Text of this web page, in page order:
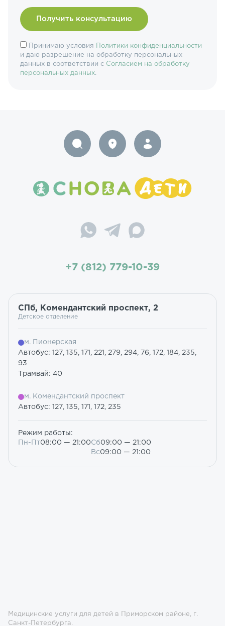
Принимаю условия
Политики конфиденциальности
и даю разрешение на обработку персональных
данных в соответствии с Согласием на обработку
персональных данных.
+7 (812) 779-10-39
СПб, Комендантский проспект, 2
Детское отделение
м. Пионерская
Автобус: 127, 135, 171, 221, 279, 294, 76, 172, 184, 235,
93
Трамвай: 40
м. Комендантский проспект
Автобус: 127, 135, 171, 172, 235
Режим работы:
Пн-Пт08:00 — 21:00Сб09:00 — 21:00
Вс09:00 — 21:00
Медицинские услуги для детей в Приморском районе, г.
Санкт-Петербурга.